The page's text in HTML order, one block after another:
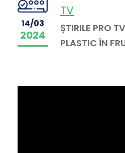
14/03
2024
TV
ȘTIRILE PRO
PLASTIC ÎN